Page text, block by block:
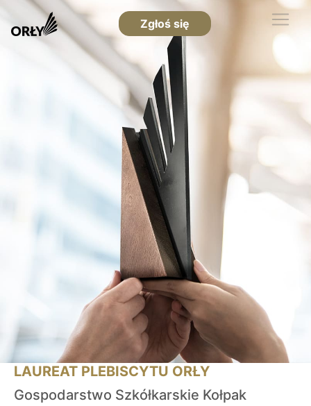
Zgłoś się
LAUREAT PLEBISCYTU ORŁY
Gospodarstwo Szkółkarskie Kołpak